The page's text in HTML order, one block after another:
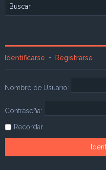
Identificarse • Registrarse
Nombre de Usuario:
Contraseña:
Recordar